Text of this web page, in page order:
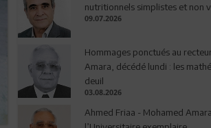
nutritionnels simplistes et non
09.07.2026
Hommages ponctués au
Amara, décédé lundi : les
deuil
03.08.2026
Ahmed Friaa - Mohamed